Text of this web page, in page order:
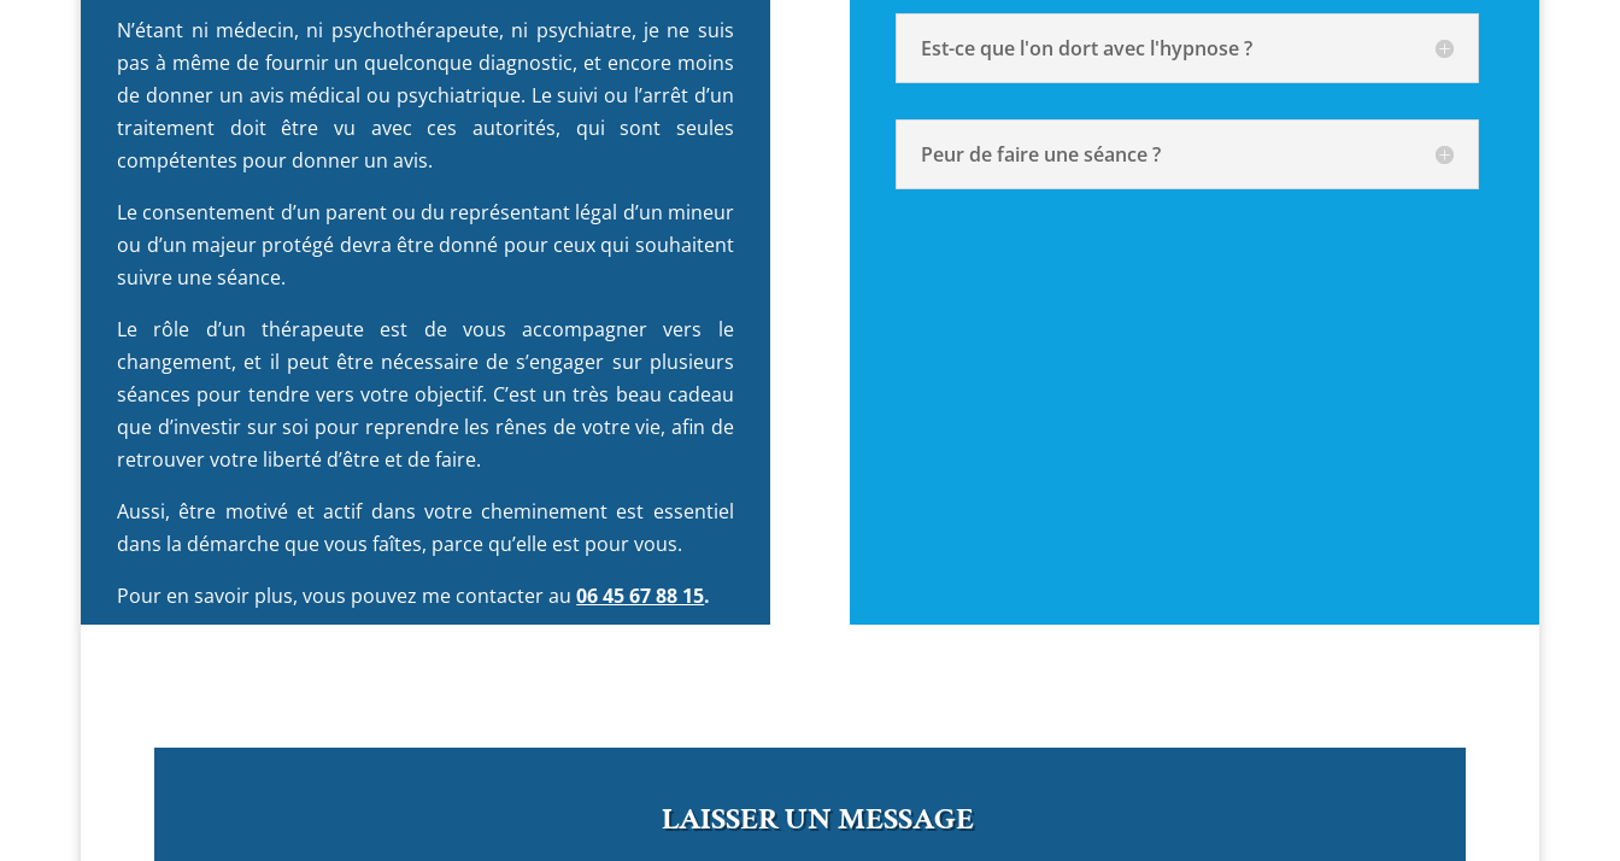
N’étant ni médecin, ni psychothérapeute, ni psychiatre, je ne suis
pas à même de fournir un quelconque diagnostic, et encore moins
de donner un avis médical ou psychiatrique. Le suivi ou l’arrêt d’un
traitement doit être vu avec ces autorités, qui sont seules
compétentes pour donner un avis.
Le consentement d’un parent ou du représentant légal d’un mineur
ou d’un majeur protégé devra être donné pour ceux qui souhaitent
suivre une séance.
Le rôle d’un thérapeute est de vous accompagner vers le
changement, et il peut être nécessaire de s’engager sur plusieurs
séances pour tendre vers votre objectif. C’est un très beau cadeau
que d’investir sur soi pour reprendre les rênes de votre vie, afin de
retrouver votre liberté d’être et de faire.
Aussi, être motivé et actif dans votre cheminement est essentiel
dans la démarche que vous faîtes, parce qu’elle est pour vous.
Pour en savoir plus, vous pouvez me contacter au06 45 67 88 15.
Est-ce que l'on dort avec l'hypnose ?
Peur de faire une séance ?
LAISSER UN MESSAGE